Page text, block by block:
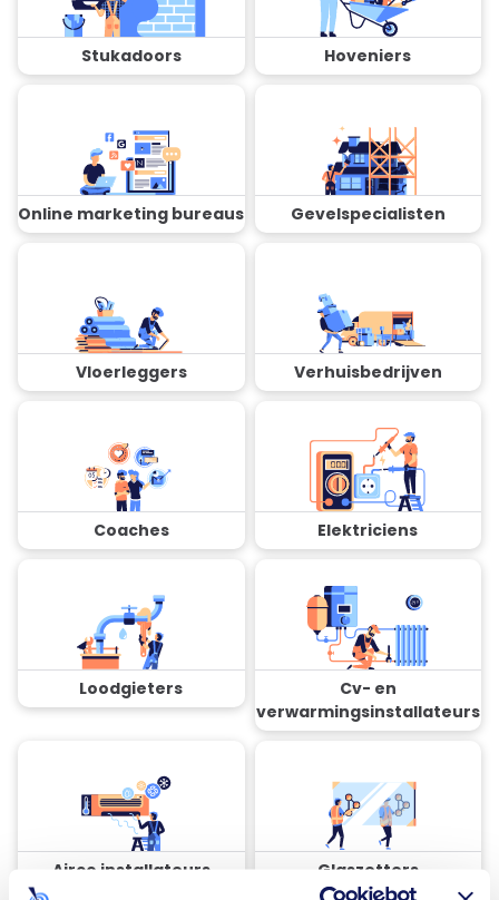
Stukadoors Hoveniers
Online marketing bureaus Gevelspecialisten
Vloerleggers Verhuisbedrijven
Coaches Elektriciens
Loodgieters
Cv- en
verwarmingsinstallateurs
Airco installateurs Glaszetters